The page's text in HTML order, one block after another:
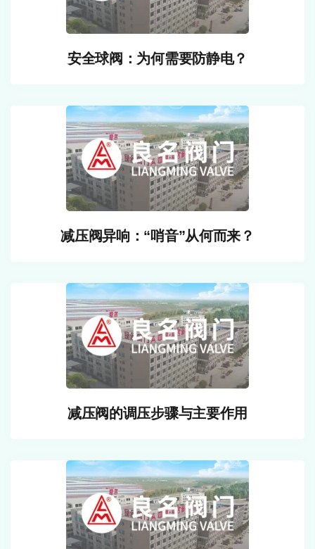
安全球阀：为何需要防静电？
减压阀异响：“哨音”从何而来？
减压阀的调压步骤与主要作用